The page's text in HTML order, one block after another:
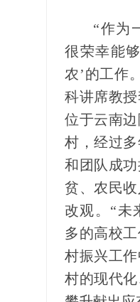
“作为
很荣幸能
农’的工作
科讲席教
位于云南
村，经过
和团队成
贫、农民
改观。“未
多的高校
村振兴工
村的现代